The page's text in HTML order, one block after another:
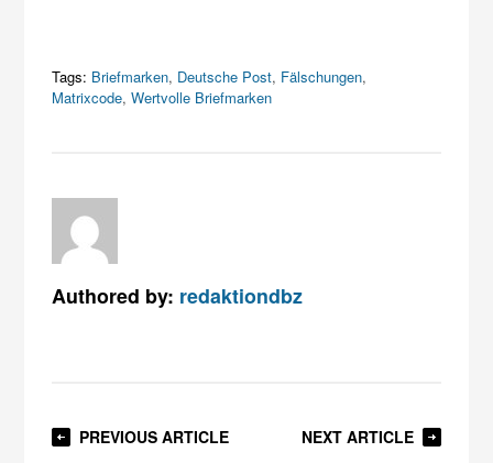
Tags: Briefmarken, Deutsche Post, Fälschungen,
Matrixcode,Wertvolle Briefmarken
Authored by: redaktiondbz
PREVIOUS ARTICLE NEXT ARTICLE